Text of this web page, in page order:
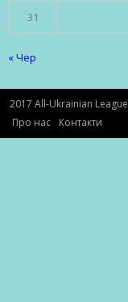
31
« Чер
2017 All-Ukrainian League
Про нас
Контакти